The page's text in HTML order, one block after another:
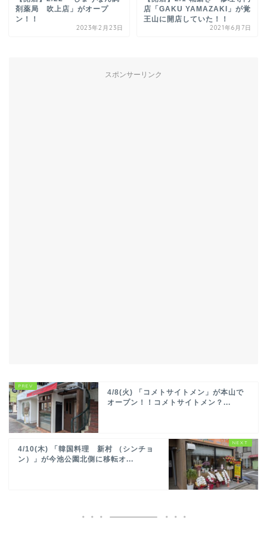
剤薬局 吹上店」がオープ
ン！！
2023年2月23日
店「GAKU YAMAZAKI」が覚
王山に開店していた！！
2021年6月7日
スポンサーリンク
4/8(火) 「コメトサイトメン」が本山で
オープン！！コメトサイトメン？...
4/10(木) 「韓国料理 新村 （シンチョ
ン）」が今池公園北側に移転オ...